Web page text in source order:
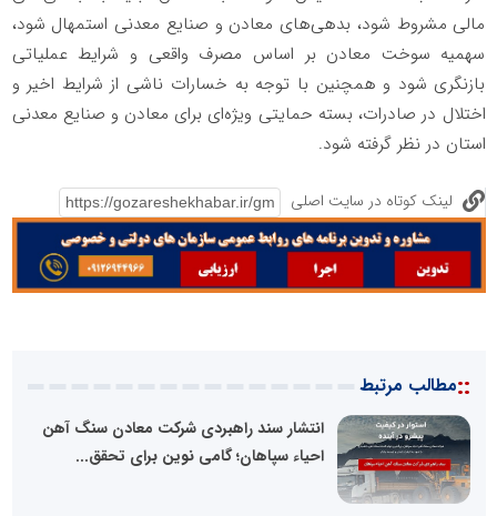
مالی مشروط شود، بدهی‌های معادن و صنایع معدنی استمهال شود،
سهمیه سوخت معادن بر اساس مصرف واقعی و شرایط عملیاتی
بازنگری شود و همچنین با توجه به خسارات ناشی از شرایط اخیر و
اختلال در صادرات، بسته حمایتی ویژه‌ای برای معادن و صنایع معدنی
استان در نظر گرفته شود.
لینک کوتاه در سایت اصلی
::مطالب مرتبط
انتشار سند راهبردی شرکت معادن سنگ آهن
احیاء سپاهان؛ گامی نوین برای تحقق...